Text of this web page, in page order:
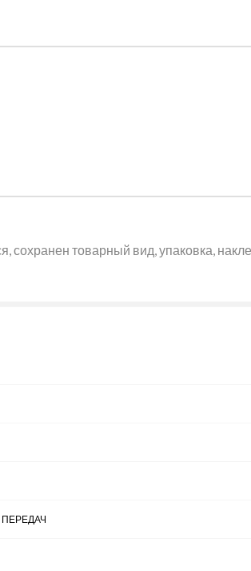
сохранен товарный вид, упаковка,